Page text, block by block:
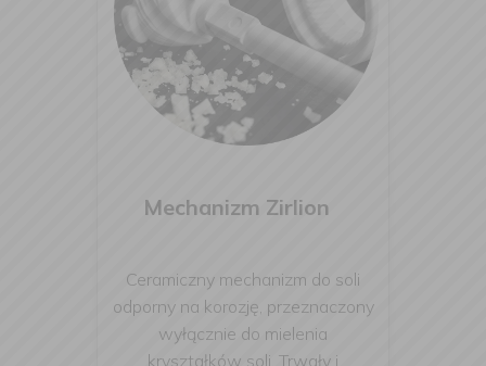
Mechanizm Zirlion
Ceramiczny mechanizm do soli
odporny na korozję, przeznaczony
wyłącznie do mielenia
kryształków soli. Trwały i